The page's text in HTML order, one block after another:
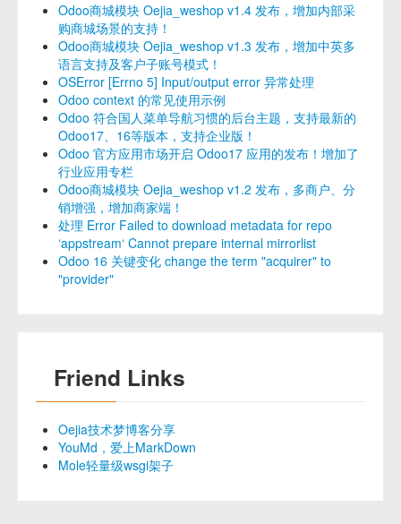
Odoo商城模块 Oejia_weshop v1.4 发布，增加内部采
购商城场景的支持！
Odoo商城模块 Oejia_weshop v1.3 发布，增加中英多
语言支持及客户子账号模式！
OSError [Errno 5] Input/output error 异常处理
Odoo context 的常见使用示例
Odoo 符合国人菜单导航习惯的后台主题，支持最新的
Odoo17、16等版本，支持企业版！
Odoo 官方应用市场开启 Odoo17 应用的发布！增加了
行业应用专栏
Odoo商城模块 Oejia_weshop v1.2 发布，多商户、分
销增强，增加商家端！
处理 Error Failed to download metadata for repo
‘appstream‘ Cannot prepare internal mirrorlist
Odoo 16 关键变化 change the term "acquirer" to
"provider"
Friend Links
Oejia技术梦博客分享
YouMd，爱上MarkDown
Mole轻量级wsgi架子